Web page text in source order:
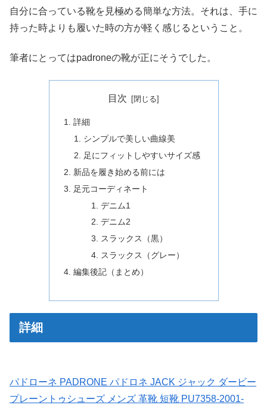
自分に合っている靴を見極める簡単な方法。それは、手に
持った時よりも履いた時の方が軽く感じるということ。
筆者にとってはpadroneの靴が正にそうでした。
目次
詳細
シンプルで美しい曲線美
足にフィットしやすいサイズ感
新品を履き始める前には
足元コーディネート
デニム1
デニム2
スラックス（黒）
スラックス（グレー）
編集後記（まとめ）
詳細
パドローネ PADRONE パドロネ JACK ジャック ダービー
プレーントゥシューズ メンズ 革靴 短靴 PU7358-2001-